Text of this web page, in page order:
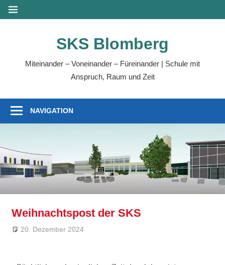
SKS Blomberg
Miteinander – Voneinander – Füreinander | Schule mit
Anspruch, Raum und Zeit
NAVIGATION
Weihnachtspost der SKS
20. Dezember 2024